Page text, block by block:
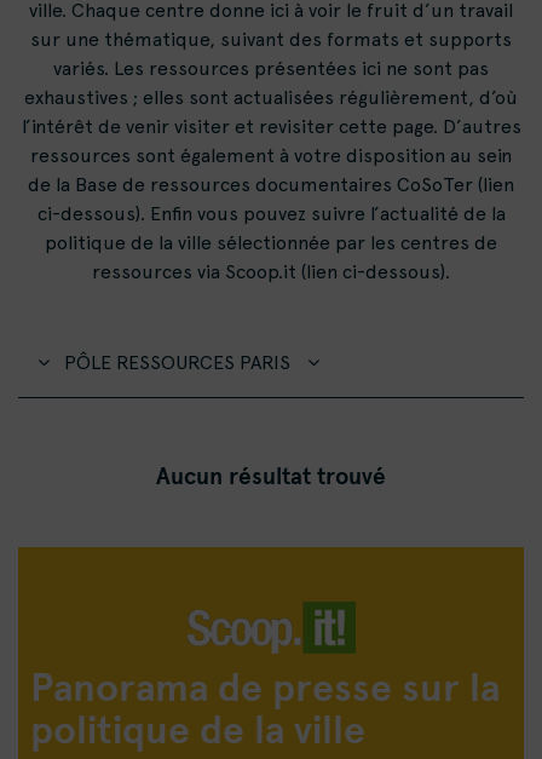
ville. Chaque centre donne ici à voir le fruit d’un travail
sur une thématique, suivant des formats et supports
variés. Les ressources présentées ici ne sont pas
exhaustives ; elles sont actualisées régulièrement, d’où
l’intérêt de venir visiter et revisiter cette page. D’autres
ressources sont également à votre disposition au sein
de la Base de ressources documentaires CoSoTer (lien
ci-dessous). Enfin vous pouvez suivre l’actualité de la
politique de la ville sélectionnée par les centres de
ressources via Scoop.it (lien ci-dessous).
PÔLE RESSOURCES PARIS
Aucun résultat trouvé
Panorama de presse sur la
politique de la ville